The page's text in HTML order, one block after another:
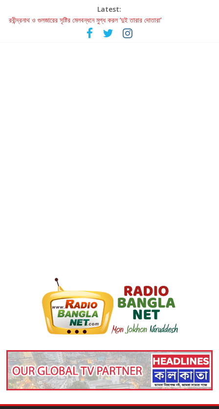
Latest:
হাওয়া বদলের টলিউডে ‘তুমি এলে তাই’
রবীন্দ্রনাথ ও গুলজারের সৃষ্টির মেলবন্ধনে মুগ্ধ করল ‘দুই তারার দোতারা’
কলের গান থেকে রীলস্ — বাঙালির গান শোনার বিবর্তনের গল্প